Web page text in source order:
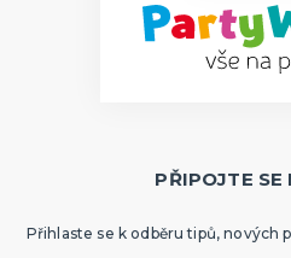
PŘIPOJTE SE
Přihlaste se k odběru tipů, nových